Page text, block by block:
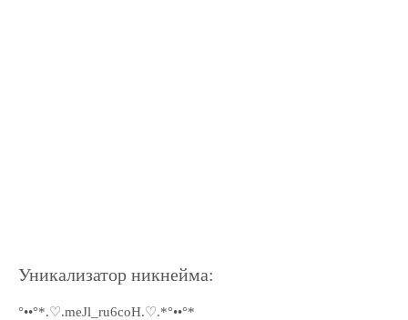
Уникализатор никнейма:
°••°*.♡.meJl_ru6coH.♡.*°••°*